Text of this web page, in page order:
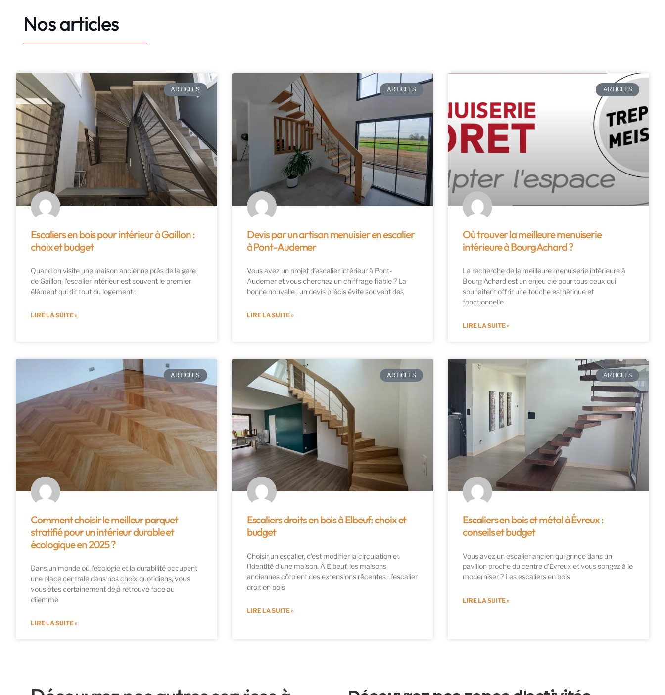
Nos articles
ARTICLES
Escaliers en bois pour intérieur à Gaillon :
choix et budget
Quand on visite une maison ancienne près de la gare
de Gaillon, l’escalier intérieur est souvent le premier
élément qui dit tout du logement :
LIRE LA SUITE »
ARTICLES
Devis par un artisan menuisier en escalier
à Pont-Audemer
Vous avez un projet d’escalier intérieur à Pont-
Audemer et vous cherchez un chiffrage fiable ? La
bonne nouvelle : un devis précis évite souvent des
LIRE LA SUITE »
ARTICLES
Où trouver la meilleure menuiserie
intérieure à Bourg Achard ?
La recherche de la meilleure menuiserie intérieure à
Bourg Achard est un enjeu clé pour tous ceux qui
souhaitent offrir une touche esthétique et
fonctionnelle
LIRE LA SUITE »
ARTICLES
Comment choisir le meilleur parquet
stratifié pour un intérieur durable et
écologique en 2025 ?
Dans un monde où l’écologie et la durabilité occupent
une place centrale dans nos choix quotidiens, vous
vous êtes certainement déjà retrouvé face au
dilemme
LIRE LA SUITE »
ARTICLES
Escaliers droits en bois à Elbeuf: choix et
budget
Choisir un escalier, c’est modifier la circulation et
l’identité d’une maison. À Elbeuf, les maisons
anciennes côtoient des extensions récentes : l’escalier
droit en bois
LIRE LA SUITE »
ARTICLES
Escaliers en bois et métal à Évreux :
conseils et budget
Vous avez un escalier ancien qui grince dans un
pavillon proche du centre d’Évreux et vous songez à le
moderniser ? Les escaliers en bois
LIRE LA SUITE »